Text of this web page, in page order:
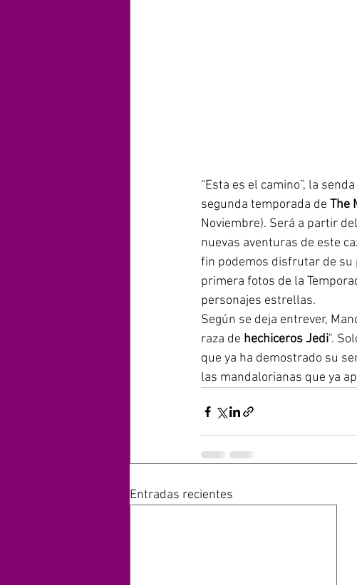
“Esta es el camino”, la
segunda temporada de The
Noviembre). Será a partir
nuevas aventuras de este
fin podemos disfrutar de su
primera fotos de la
personajes estrellas.
Según se deja entrever,
raza de hechiceros Jedi".
que ya ha demostrado su
las mandalorianas que ya
Entradas recientes